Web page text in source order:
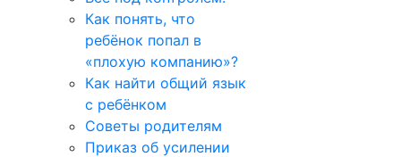
Как понять, что
ребёнок попал в
«плохую компанию»?
Как найти общий язык
с ребёнком
Советы родителям
Приказ об усилении